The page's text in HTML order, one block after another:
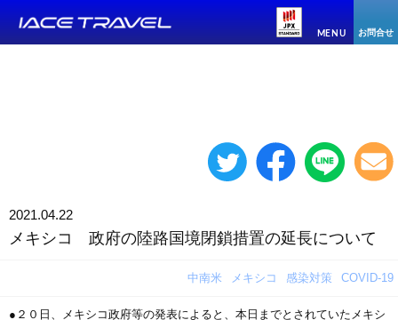
MENU お問合せ
2021.04.22
メキシコ 政府の陸路国境閉鎖措置の延長について
中南米 メキシコ 感染対策 COVID-19
●２０日、メキシコ政府等の発表によると、本日までとされていたメキシ